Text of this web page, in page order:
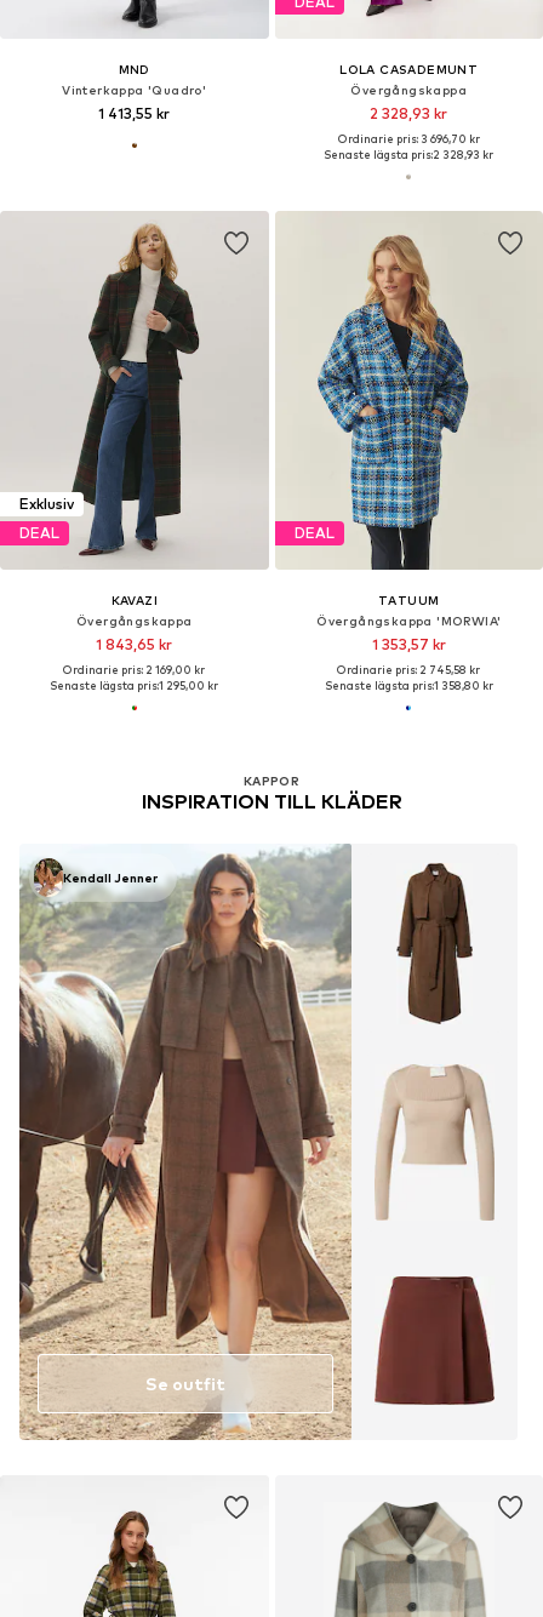
MND
Vinterkappa 'Quadro'
1 413,55 kr
LOLA CASADEMUNT
Övergångskappa
2 328,93 kr
Ordinarie pris: 3 696,70 kr
Senaste lägsta pris:2 328,93 kr
Exklusiv
DEAL
KAVAZI
Övergångskappa
1 843,65 kr
Ordinarie pris: 2 169,00 kr
Senaste lägsta pris:1 295,00 kr
DEAL
TATUUM
Övergångskappa 'MORWIA'
1 353,57 kr
Ordinarie pris: 2 745,58 kr
Senaste lägsta pris:1 358,80 kr
KAPPOR
INSPIRATION TILL KLÄDER
Kendall Jenner
Se outfit